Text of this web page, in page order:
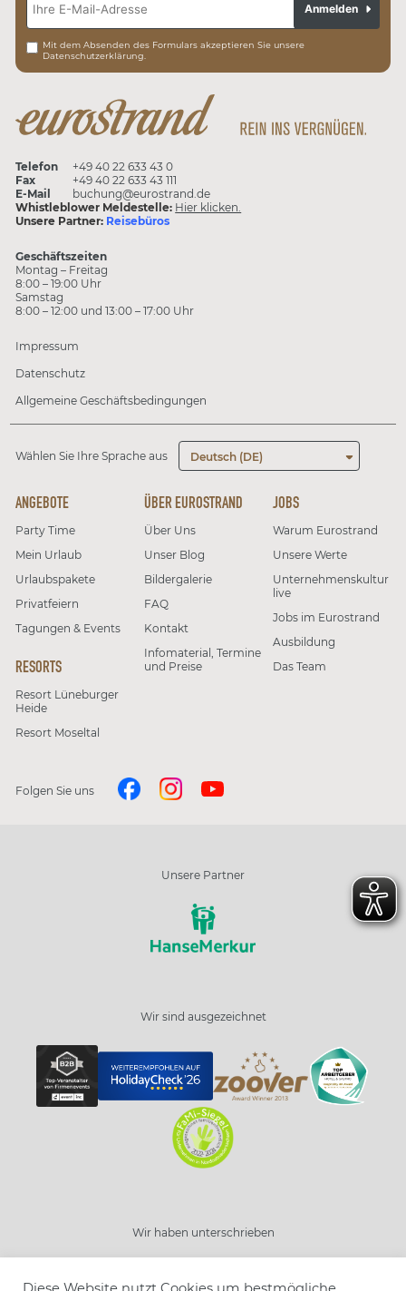
Mit dem Absenden des Formulars akzeptieren Sie unsere
Datenschutzerklärung.
Anmelden
Telefon
+49 40 22 633 43 0
Fax
+49 40 22 633 43 111
E-Mail
buchung@eurostrand.de
Whistleblower Meldestelle: Hier klicken.
Unsere Partner: Reisebüros
Geschäftszeiten
Montag – Freitag
8:00 – 19:00 Uhr
Samstag
8:00 – 12:00 und 13:00 – 17:00 Uhr
Impressum
Datenschutz
Allgemeine Geschäftsbedingungen
Wählen Sie Ihre Sprache aus Deutsch (DE)
ANGEBOTE
Party Time
Mein Urlaub
Urlaubspakete
Privatfeiern
Tagungen & Events
RESORTS
Resort Lüneburger
Heide
Resort Moseltal
ÜBER EUROSTRAND
Über Uns
Unser Blog
Bildergalerie
FAQ
Kontakt
Infomaterial, Termine
und Preise
JOBS
Warum Eurostrand
Unsere Werte
Unternehmenskultur
live
Jobs im Eurostrand
Ausbildung
Das Team
Folgen Sie uns
Unsere Partner
Wir sind ausgezeichnet
Wir haben unterschrieben